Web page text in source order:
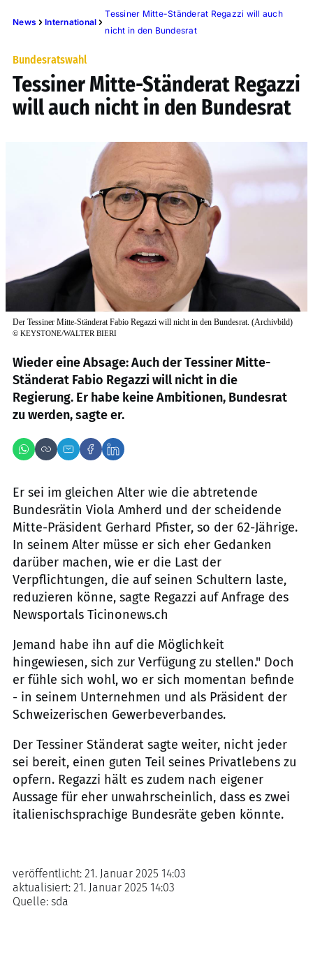
News International
Tessiner Mitte-Ständerat Regazzi will auch
nicht in den Bundesrat
Bundesratswahl
Tessiner Mitte-Ständerat Regazzi
will auch nicht in den Bundesrat
Der Tessiner Mitte-Ständerat Fabio Regazzi will nicht in den Bundesrat. (Archivbild)
© KEYSTONE/WALTER BIERI
Wieder eine Absage: Auch der Tessiner Mitte-
Ständerat Fabio Regazzi will nicht in die
Regierung. Er habe keine Ambitionen, Bundesrat
zu werden, sagte er.
Er sei im gleichen Alter wie die abtretende
Bundesrätin Viola Amherd und der scheidende
Mitte-Präsident Gerhard Pfister, so der 62-Jährige.
In seinem Alter müsse er sich eher Gedanken
darüber machen, wie er die Last der
Verpflichtungen, die auf seinen Schultern laste,
reduzieren könne, sagte Regazzi auf Anfrage des
Newsportals Ticinonews.ch
Jemand habe ihn auf die Möglichkeit
hingewiesen, sich zur Verfügung zu stellen." Doch
er fühle sich wohl, wo er sich momentan befinde
- in seinem Unternehmen und als Präsident der
Schweizerischen Gewerbeverbandes.
Der Tessiner Ständerat sagte weiter, nicht jeder
sei bereit, einen guten Teil seines Privatlebens zu
opfern. Regazzi hält es zudem nach eigener
Aussage für eher unwahrscheinlich, dass es zwei
italienischsprachige Bundesräte geben könnte.
Quelle: sda
veröffentlicht: 21. Januar 2025 14:03
aktualisiert: 21. Januar 2025 14:03